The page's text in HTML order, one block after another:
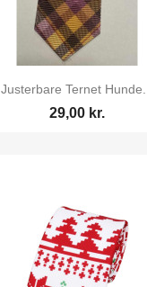
Justerbare Ternet Hunde...
29,00 kr.